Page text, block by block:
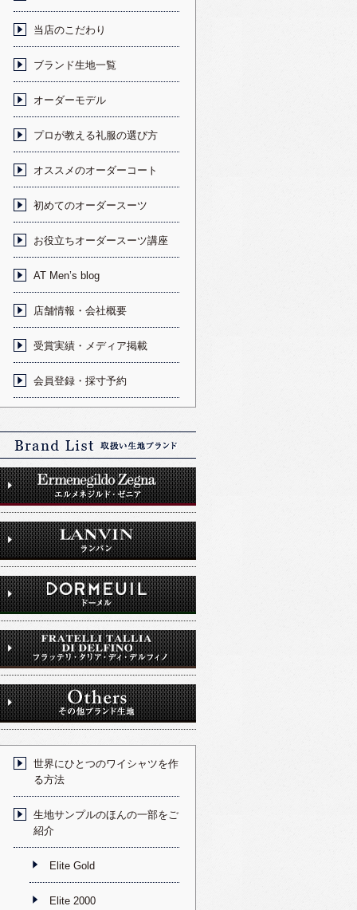
当店のこだわり
ブランド生地一覧
オーダーモデル
プロが教える礼服の選び方
オススメのオーダーコート
初めてのオーダースーツ
お役立ちオーダースーツ講座
AT Men’s blog
店舗情報・会社概要
受賞実績・メディア掲載
会員登録・採寸予約
世界にひとつのワイシャツを作
る方法
生地サンプルのほんの一部をご
紹介
Elite Gold
Elite 2000